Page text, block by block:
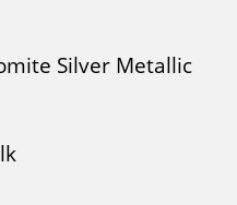
Silver Metallic